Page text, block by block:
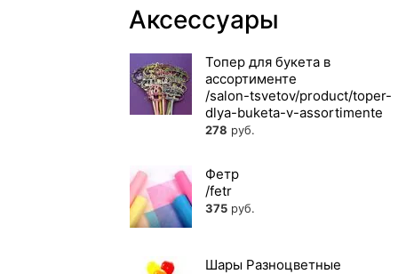
Аксессуары
Топер для букета в
ассортименте
278 руб.
Фетр
375 руб.
Шары Разноцветные